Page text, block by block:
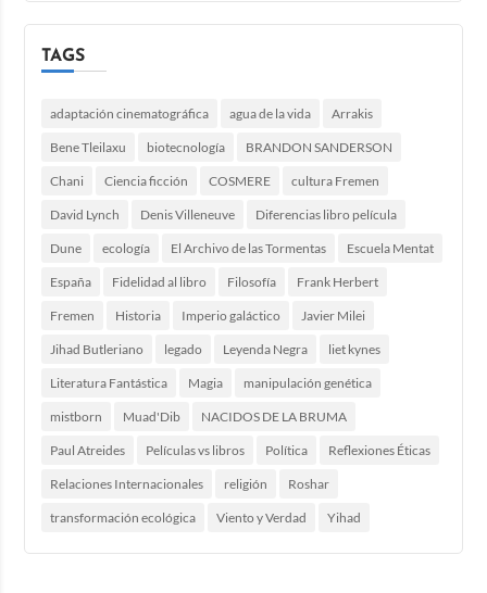
TAGS
adaptación cinematográfica agua de la vida Arrakis
Bene Tleilaxu biotecnología BRANDON SANDERSON
Chani Ciencia ficción COSMERE cultura Fremen
David Lynch Denis Villeneuve Diferencias libro película
Dune ecología El Archivo de las Tormentas Escuela Mentat
España Fidelidad al libro Filosofía Frank Herbert
Fremen Historia Imperio galáctico Javier Milei
Jihad Butleriano legado Leyenda Negra liet kynes
Literatura Fantástica Magia manipulación genética
mistborn Muad'Dib NACIDOS DE LA BRUMA
Paul Atreides Películas vs libros Política Reflexiones Éticas
Relaciones Internacionales religión Roshar
transformación ecológica Viento y Verdad Yihad